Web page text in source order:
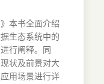
本书全面介绍
生态系统中的
行阐释。同
状及前景对大
用场景进行详